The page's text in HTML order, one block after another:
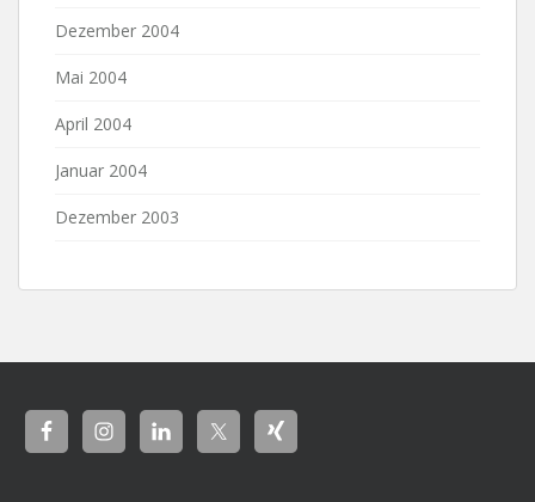
Dezember 2004
Mai 2004
April 2004
Januar 2004
Dezember 2003